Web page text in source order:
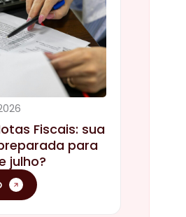
Fiscais: sua
para
julho?